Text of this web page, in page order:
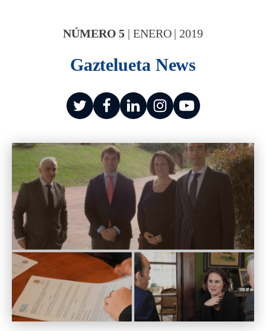
NÚMERO5 |ENERO| 2019
Gaztelueta News